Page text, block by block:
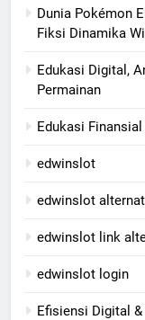
Dunia Pokémon
Fiksi Dinamika
Edukasi Digital,
Permainan
Edukasi
edwinslot
edwinslot
edwinslot link
edwinslot login
Efisiensi Digital &